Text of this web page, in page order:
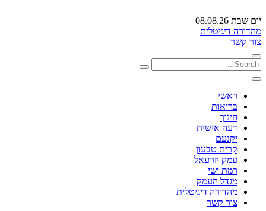
יום שבת 08.08.26
מהדורה דיגיטלית
צור קשר
ראשי
בריאות
חינוך
דעה אישית
יקנעם
קרית טבעון
עמק יזרעאל
רמת ישי
מגדל העמק
מהדורה דיגיטלית
צור קשר